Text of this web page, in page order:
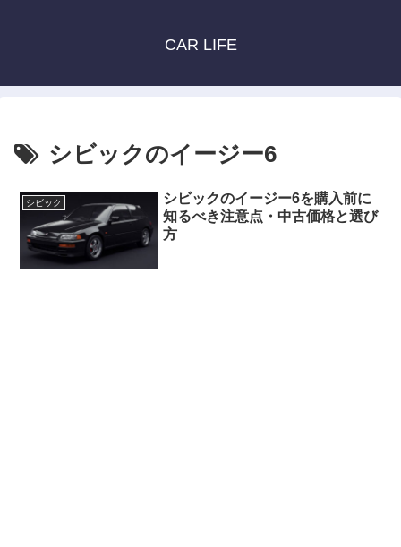
CAR LIFE
シビックのイージー6
シビック
シビックのイージー6を購入前に
知るべき注意点・中古価格と選び
方